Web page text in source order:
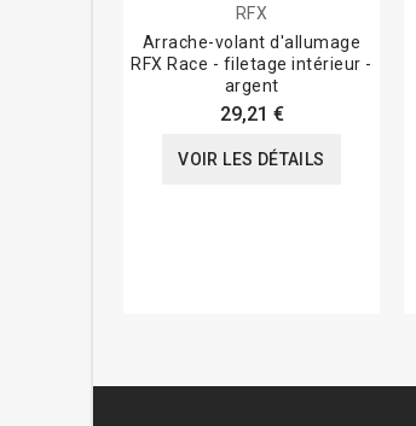
RFX
Arrache-volant d'allumage
RFX Race - filetage intérieur -
argent
29,21 €
VOIR LES DÉTAILS